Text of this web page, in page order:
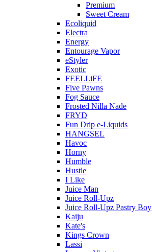
Premium
Sweet Cream
Ecoliquid
Electra
Energy
Entourage Vapor
eStyler
Exotic
FEELLiFE
Five Pawns
Fog Sauce
Frosted Nilla Nade
FRYD
Fun Drip e-Liquids
HANGSEL
Havoc
Horny
Humble
Hustle
I Like
Juice Man
Juice Roll-Upz
Juice Roll-Upz Pastry Boy
Kaiju
Kate's
Kings Crown
Lassi